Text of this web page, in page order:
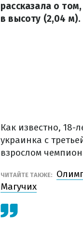
рассказала о
в высоту (2,04 м).
Как известно, 18-
украинка с
взрослом
ЧИТАЙТЕ ТАКЖЕ:
Магучих